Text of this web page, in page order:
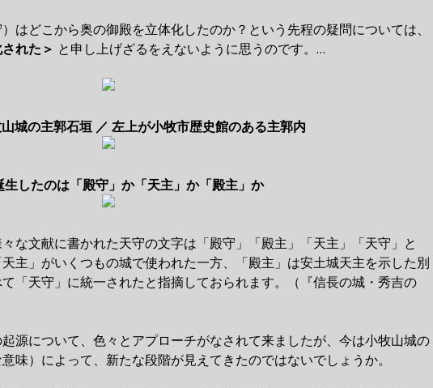
はどこから奥の御殿を立体化したのか？という先程の疑問については、
れた＞ と申し上げざるをえないように思うのです。…
城の主郭石垣 ／ 左上が小牧市歴史館のある主郭内
生したのは「殿守」か「天主」か「殿主」か
な文献に書かれた天守の文字は「殿守」「殿主」「天主」「天守」と
主」がいくつもの城で使われた一方、「殿主」は安土城天主を示した別
「天守」に統一されたと指摘しておられます。（『信長の城・秀吉の
源について、色々とアプローチがなされて来ましたが、今は小牧山城の
味）によって、新たな段階が見えてきたのではないでしょうか。